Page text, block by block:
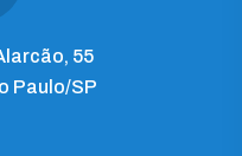
55
Paulo/SP